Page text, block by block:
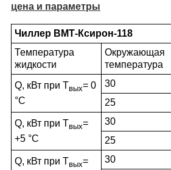
цена и параметры
Чиллер ВМТ-Ксирон-118
Температура
жидкости
Окружающая
температура
Q, кВт при Твых= 0
°С
30
25
Q, кВт при Твых=
+5 °С
30
25
Q, кВт при Твых=
30